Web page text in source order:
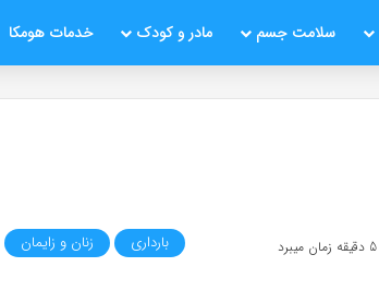
سلامت جسم مادر و کودک خدمات هومکا
بارداری زنان و زایمان